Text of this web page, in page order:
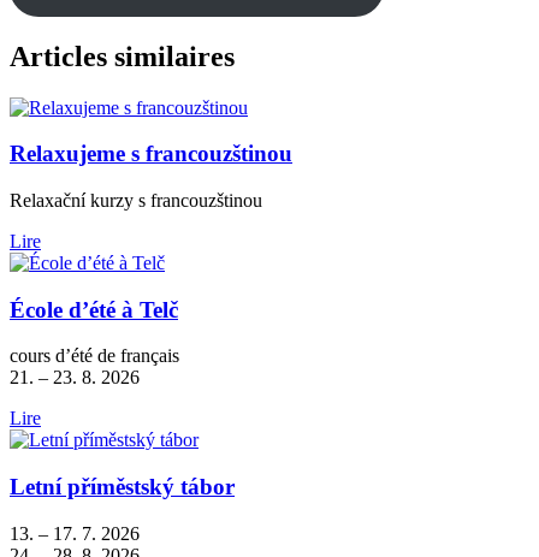
Articles similaires
Relaxujeme s francouzštinou
Relaxační kurzy s francouzštinou
Lire
École d’été à Telč
cours d’été de français
21. – 23. 8. 2026
Lire
Letní příměstský tábor
13. – 17. 7. 2026